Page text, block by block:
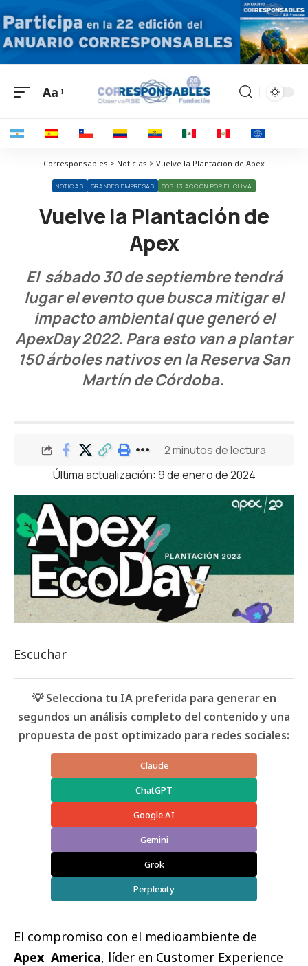
Aa
Corresponsables > Noticias > Vuelve la Plantación de Apex
NOTICIAS GRANDES EMPRESAS ODS 13 ACCIÓN POR EL CLIMA
Vuelve la Plantación de
Apex
El sábado 30 de septiembre tendrá
lugar el evento que busca mitigar el
impacto ambiental que generó el
ApexDay 2022. Para esto van a plantar
150 árboles nativos en la Reserva San
Martín de Córdoba.
Última actualización: 9 de enero de 2024
2 minutos de lectura
Escuchar
💡 Selecciona tu IA preferida para generar en
segundos un análisis completo del contenido y una
propuesta de post optimizado para redes sociales:
Claude
ChatGPT
Google AI
Gemini
Grok
Perplexity
El compromiso con el medioambiente de
Apex America, líder en Customer Experience